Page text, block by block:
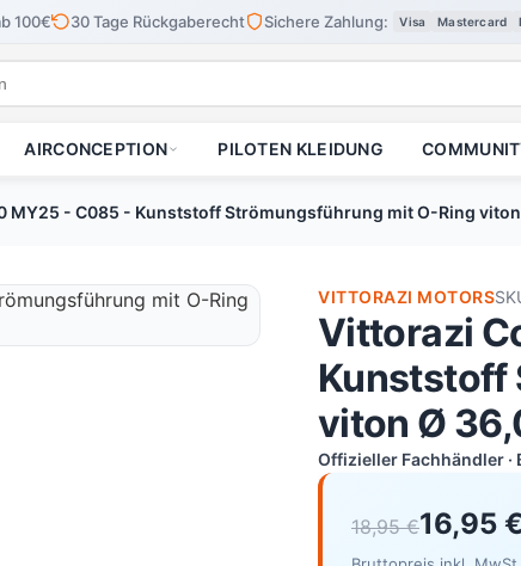
100€ 30 Tage Rückgaberecht Sichere Zahlung: Visa Mastercard
AIRCONCEPTION PILOTEN KLEIDUNG
MY25 - C085 - Kunststoff Strömungsführung mit O-Ring
VITTORAZI MOTORS
Vittorazi
Kunststoff
viton Ø
Offizieller Fachhändler ·
18,95 €16,95 €